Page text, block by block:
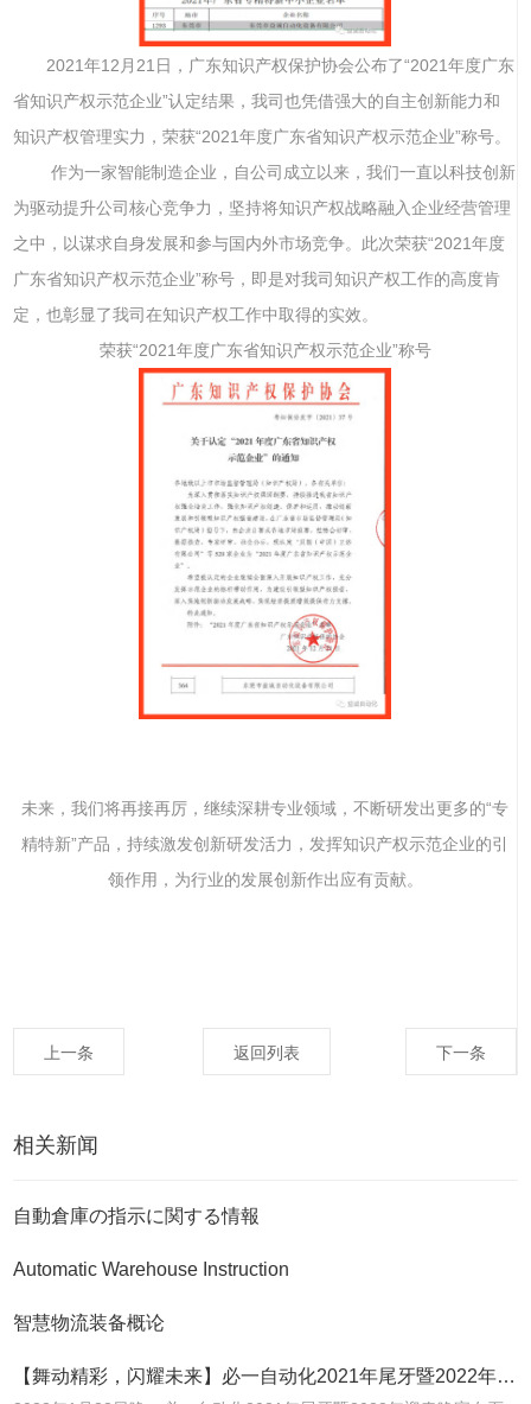
2021年12月21日，广东知识产权保护协会公布了“2021年度广东
省知识产权示范企业”认定结果，我司也凭借强大的自主创新能力和
知识产权管理实力，荣获“2021年度广东省知识产权示范企业”称号。
作为一家智能制造企业，自公司成立以来，我们一直以科技创新
为驱动提升公司核心竞争力，坚持将知识产权战略融入企业经营管理
之中，以谋求自身发展和参与国内外市场竞争。此次荣获“2021年度
广东省知识产权示范企业”称号，即是对我司知识产权工作的高度肯
定，也彰显了我司在知识产权工作中取得的实效。
荣获“2021年度广东省知识产权示范企业”称号
未来，我们将再接再厉，继续深耕专业领域，不断研发出更多的“专
精特新”产品，持续激发创新研发活力，发挥知识产权示范企业的引
领作用，为行业的发展创新作出应有贡献。
上一条 返回列表 下一条
相关新闻
自動倉庫の指示に関する情報
Automatic Warehouse Instruction
智慧物流装备概论
【舞动精彩，闪耀未来】必一自动化2021年尾牙暨2022年迎春晚宴圆满落幕！